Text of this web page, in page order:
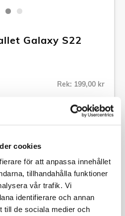
cookies
för att anpassa innehållet
tillhandahålla funktioner
vår trafik. Vi
identifierare och annan
till de sociala medier och
Galaxy S22
Rek: 199,00 kr